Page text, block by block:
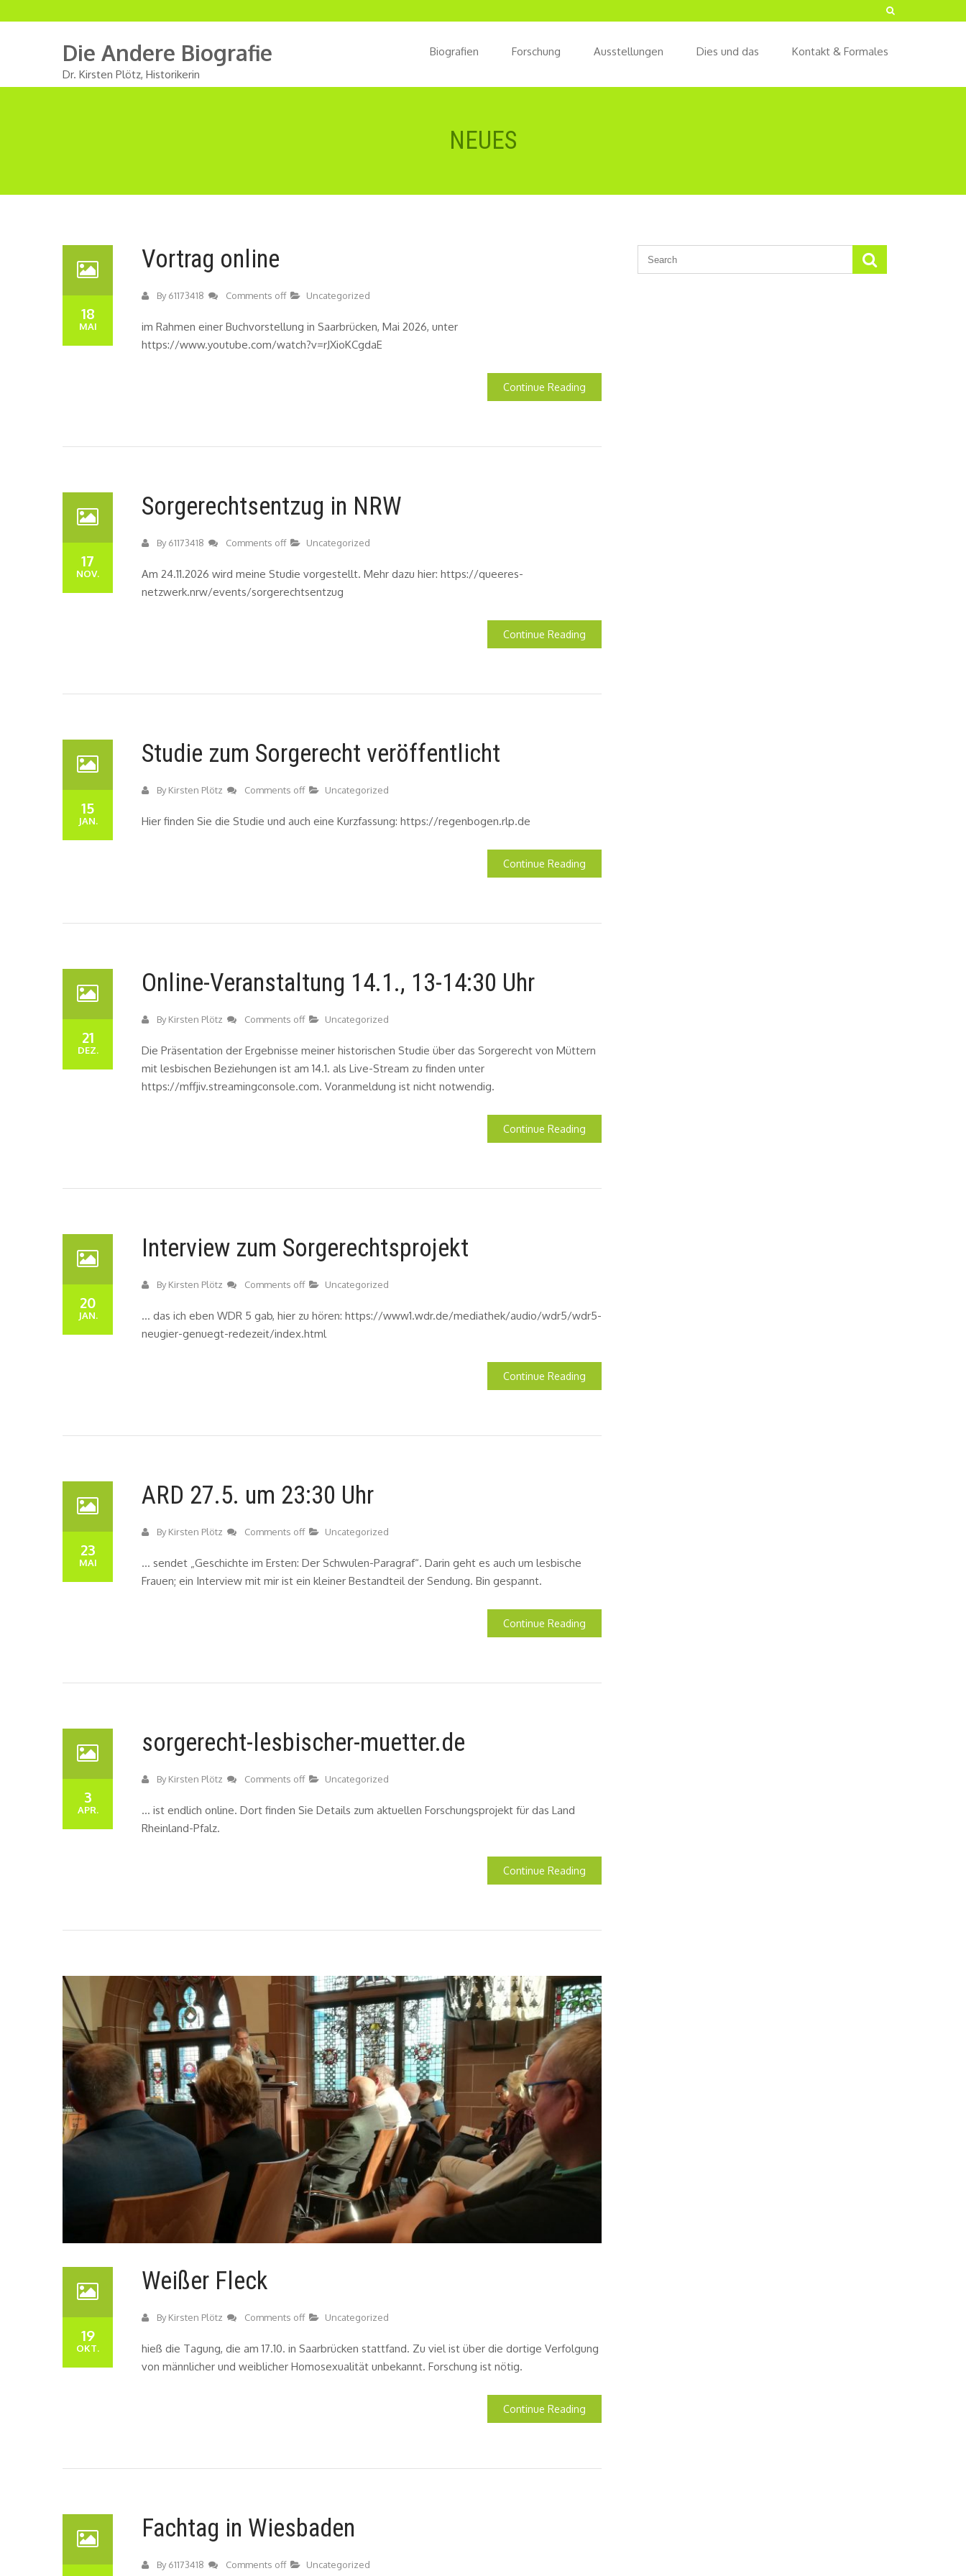
Die Andere Biografie
Dr. Kirsten Plötz, Historikerin
Biografien Forschung Ausstellungen Dies und das Kontakt & Formales
NEUES
18
MAI
Vortrag online
By61173418 Comments off Uncategorized
im Rahmen einer Buchvorstellung in Saarbrücken, Mai 2026, unter
https://www.youtube.com/watch?v=rJXioKCgdaE
Continue Reading
17
NOV.
Sorgerechtsentzug in NRW
By61173418 Comments off Uncategorized
Am 24.11.2026 wird meine Studie vorgestellt. Mehr dazu hier: https://queeres-
netzwerk.nrw/events/sorgerechtsentzug
Continue Reading
15
JAN.
Studie zum Sorgerecht veröffentlicht
ByKirsten Plötz Comments off Uncategorized
Hier finden Sie die Studie und auch eine Kurzfassung: https://regenbogen.rlp.de
Continue Reading
21
DEZ.
Online-Veranstaltung 14.1., 13-14:30 Uhr
ByKirsten Plötz Comments off Uncategorized
Die Präsentation der Ergebnisse meiner historischen Studie über das Sorgerecht von Müttern
mit lesbischen Beziehungen ist am 14.1. als Live-Stream zu finden unter
https://mffjiv.streamingconsole.com. Voranmeldung ist nicht notwendig.
Continue Reading
20
JAN.
Interview zum Sorgerechtsprojekt
ByKirsten Plötz Comments off Uncategorized
… das ich eben WDR 5 gab, hier zu hören: https://www1.wdr.de/mediathek/audio/wdr5/wdr5-
neugier-genuegt-redezeit/index.html
Continue Reading
23
MAI
ARD 27.5. um 23:30 Uhr
ByKirsten Plötz Comments off Uncategorized
… sendet „Geschichte im Ersten: Der Schwulen-Paragraf“. Darin geht es auch um lesbische
Frauen; ein Interview mit mir ist ein kleiner Bestandteil der Sendung. Bin gespannt.
Continue Reading
3
APR.
sorgerecht-lesbischer-muetter.de
ByKirsten Plötz Comments off Uncategorized
… ist endlich online. Dort finden Sie Details zum aktuellen Forschungsprojekt für das Land
Rheinland-Pfalz.
Continue Reading
19
OKT.
Weißer Fleck
ByKirsten Plötz Comments off Uncategorized
hieß die Tagung, die am 17.10. in Saarbrücken stattfand. Zu viel ist über die dortige Verfolgung
von männlicher und weiblicher Homosexualität unbekannt. Forschung ist nötig.
Continue Reading
Fachtag in Wiesbaden
By61173418 Comments off Uncategorized